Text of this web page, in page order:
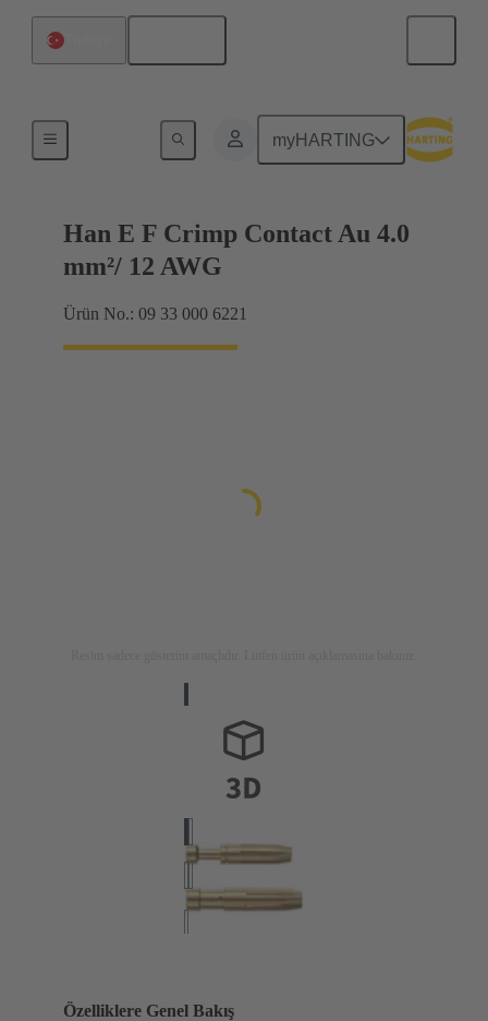
myHARTING
Han E F Crimp Contact Au 4.0
mm²/ 12 AWG
Ürün No.: 09 33 000 6221
Özelliklere Genel Bakış